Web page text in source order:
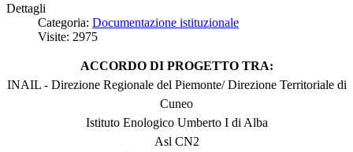
Dettagli
Categoria: Documentazione istituzionale
Visite: 2975
ACCORDO DI PROGETTO TRA:
INAIL - Direzione Regionale del Piemonte/ Direzione Territoriale di
Cuneo
Istituto Enologico Umberto I di Alba
Asl CN2